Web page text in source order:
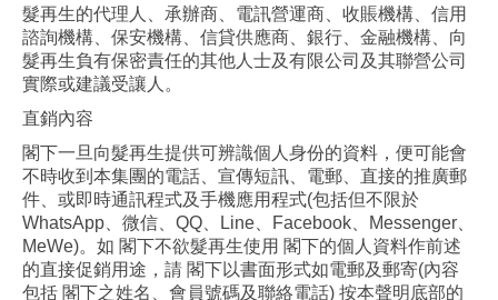
髮再生的代理人、承辦商、電訊營運商、收賬機構、信用
諮詢機構、保安機構、信貸供應商、銀行、金融機構、向
髮再生負有保密責任的其他人士及有限公司及其聯營公司
實際或建議受讓人。
直銷內容
閣下一旦向髮再生提供可辨識個人身份的資料，便可能會
不時收到本集團的電話、宣傳短訊、電郵、直接的推廣郵
件、或即時通訊程式及手機應用程式(包括但不限於
WhatsApp、微信、QQ、Line、Facebook、Messenger、
MeWe)。如 閣下不欲髮再生使用 閣下的個人資料作前述
的直接促銷用途，請 閣下以書面形式如電郵及郵寄(內容
包括 閣下之姓名、會員號碼及聯絡電話) 按本聲明底部的